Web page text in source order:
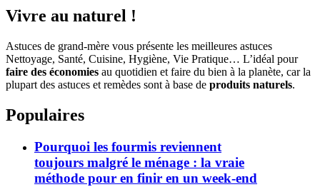
Vivre au naturel !
Astuces de grand-mère vous présente les meilleures astuces
Nettoyage, Santé, Cuisine, Hygiène, Vie Pratique… L’idéal pour
faire des économies au quotidien et faire du bien à la planète, car la
plupart des astuces et remèdes sont à base de produits naturels.
Populaires
Pourquoi les fourmis reviennent
toujours malgré le ménage : la vraie
méthode pour en finir en un week-end